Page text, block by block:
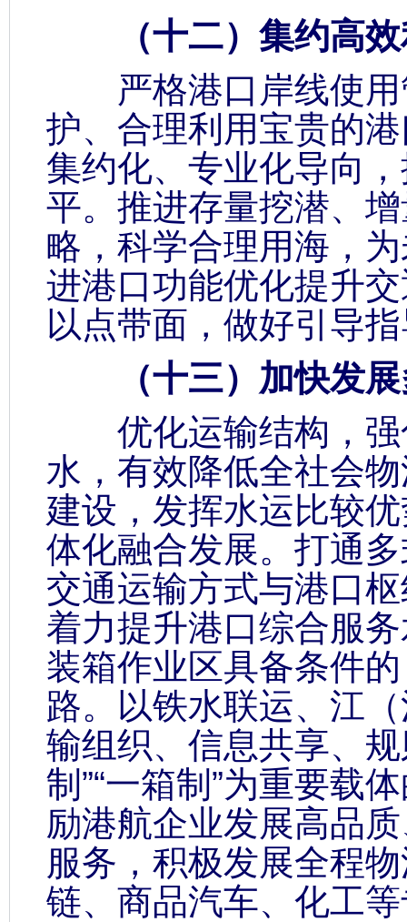
（十二）集约高效
严格港口岸线使用
护、合理利用宝贵的
集约化、专业化导向
平。推进存量挖潜、
略，科学合理用海，
进港口功能优化提升
以点带面，做好引导
（十三）加快发展
优化运输结构，强
水，有效降低全社会
建设，发挥水运比较
体化融合发展。打通
交通运输方式与港口
着力提升港口综合服
装箱作业区具备条件
路。以铁水联运、江
输组织、信息共享、
制”“一箱制”为重要载
励港航企业发展高品
服务，积极发展全程
链、商品汽车、化工